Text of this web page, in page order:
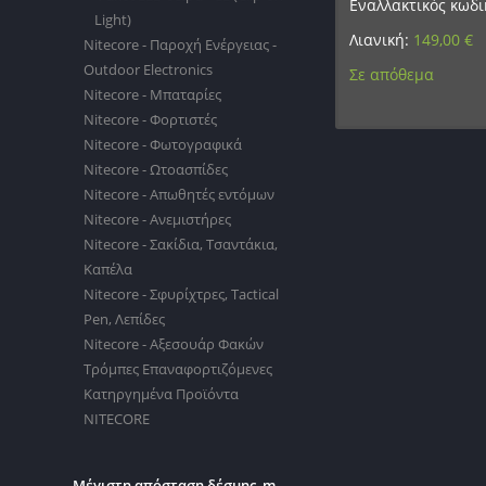
Εναλλακτικός
Λιανική: 149,00€
Σε απόθεμα
Light)
Nitecore - Παροχή Ενέργειας -
Outdoor Electronics
Nitecore - Μπαταρίες
Nitecore - Φορτιστές
Nitecore - Φωτογραφικά
Nitecore - Ωτοασπίδες
Nitecore - Απωθητές εντόμων
Nitecore - Ανεμιστήρες
Nitecore - Σακίδια, Τσαντάκια,
Καπέλα
Nitecore - Σφυρίχτρες, Tactical
Pen, Λεπίδες
Nitecore - Αξεσουάρ Φακών
Τρόμπες Επαναφορτιζόμενες
Κατηργημένα Προϊόντα
NITECORE